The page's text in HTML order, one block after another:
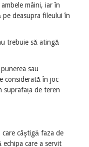
mâini, iar în
deasupra fileului în
trebuie să atingă
sau
considerată în joc
suprafața de teren
care câştigă faza de
care a servit